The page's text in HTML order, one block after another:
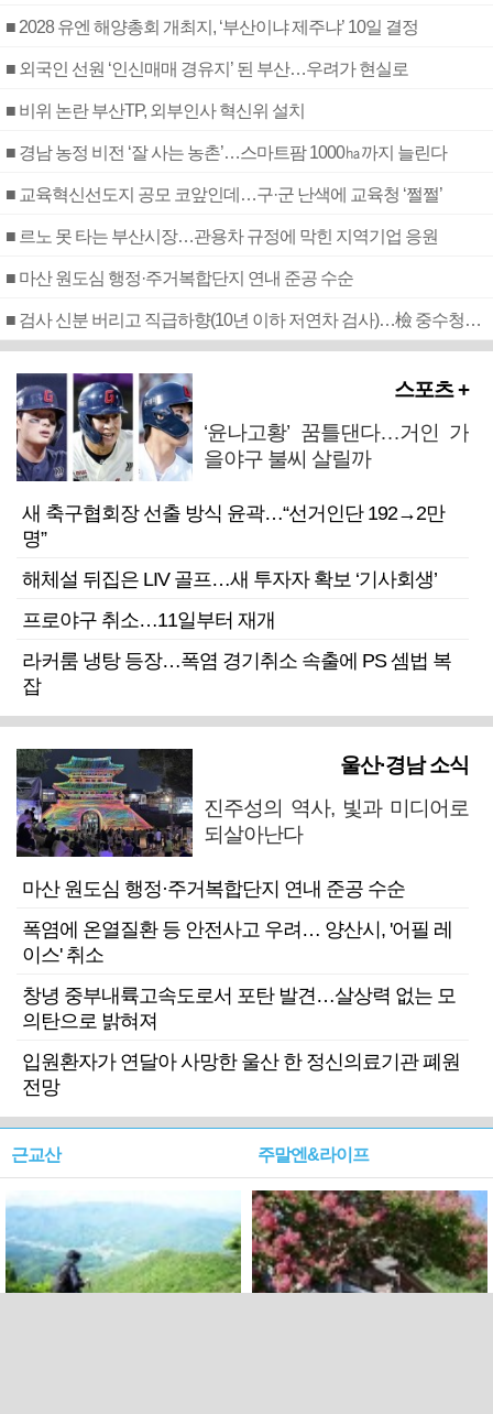
■ 2028 유엔 해양총회 개최지, ‘부산이냐 제주냐’ 10일 결정
■ 외국인 선원 ‘인신매매 경유지’ 된 부산…우려가 현실로
■ 비위 논란 부산TP, 외부인사 혁신위 설치
■ 경남 농정 비전 ‘잘 사는 농촌’…스마트팜 1000㏊까지 늘린다
■ 교육혁신선도지 공모 코앞인데…구·군 난색에 교육청 ‘쩔쩔’
■ 르노 못 타는 부산시장…관용차 규정에 막힌 지역기업 응원
■ 마산 원도심 행정·주거복합단지 연내 준공 수순
■ 검사 신분 버리고 직급하향(10년 이하 저연차 검사)…檢 중수청행 기피
스포츠 +
‘윤나고황’ 꿈틀댄다…거인 가
을야구 불씨 살릴까
새 축구협회장 선출 방식 윤곽…“선거인단 192→2만
명”
해체설 뒤집은 LIV 골프…새 투자자 확보 ‘기사회생’
프로야구 취소…11일부터 재개
라커룸 냉탕 등장…폭염 경기취소 속출에 PS 셈법 복
잡
울산·경남 소식
진주성의 역사, 빛과 미디어로
되살아난다
마산 원도심 행정·주거복합단지 연내 준공 수순
폭염에 온열질환 등 안전사고 우려… 양산시, '어필 레
이스' 취소
창녕 중부내륙고속도로서 포탄 발견…살상력 없는 모
의탄으로 밝혀져
입원환자가 연달아 사망한 울산 한 정신의료기관 폐원
전망
근교산 주말엔&라이프